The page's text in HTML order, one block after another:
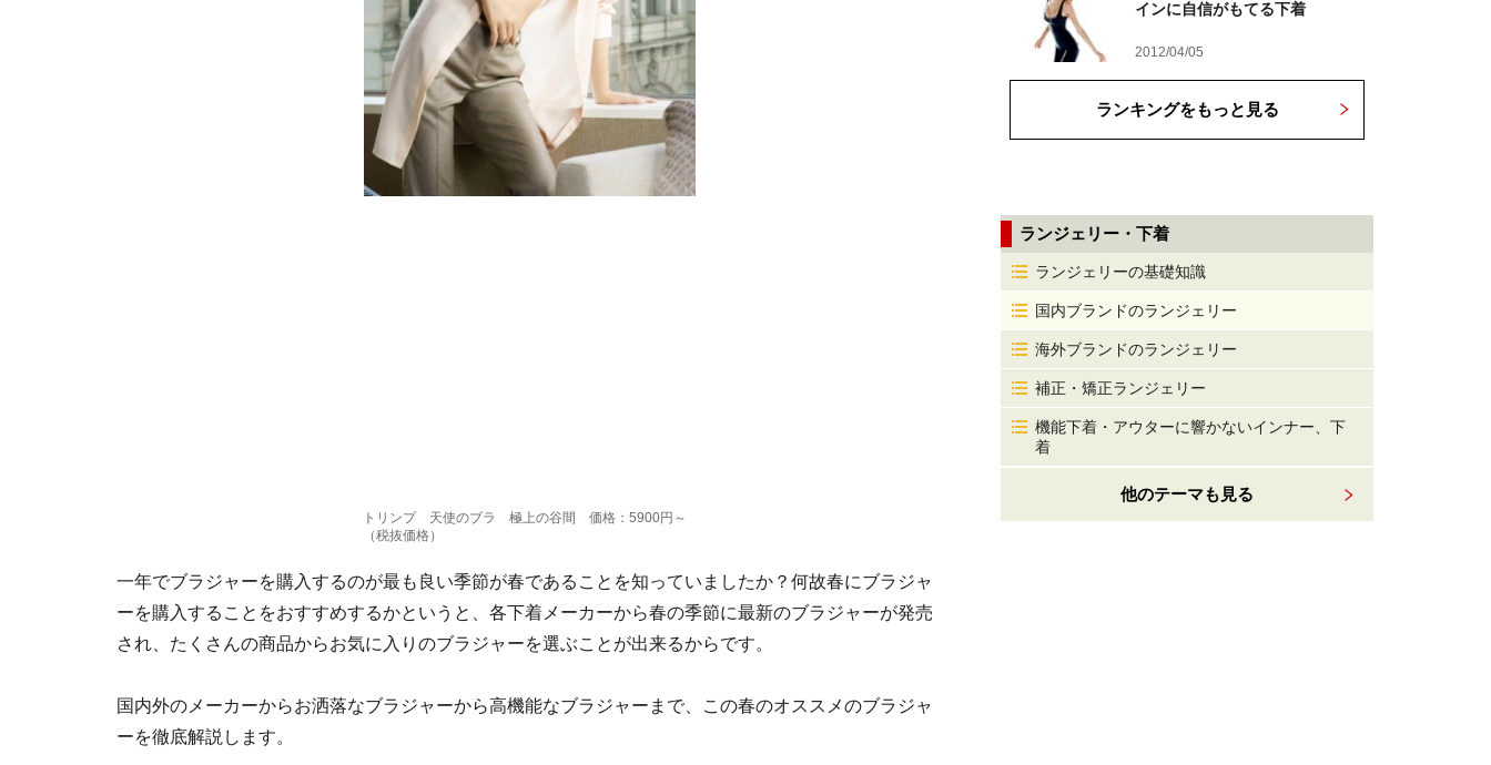
トリンプ 天使のブラ 極上の谷間 価格：5900円～
（税抜価格）
一年でブラジャーを購入するのが最も良い季節が春であることを知っていましたか？何故春にブラジャ
ーを購入することをおすすめするかというと、各下着メーカーから春の季節に最新のブラジャーが発売
され、たくさんの商品からお気に入りのブラジャーを選ぶことが出来るからです。
国内外のメーカーからお洒落なブラジャーから高機能なブラジャーまで、この春のオススメのブラジャ
ーを徹底解説します。
インに自信がもてる下着
2012/04/05
ランキングをもっと見る
ランジェリー・下着
ランジェリーの基礎知識
国内ブランドのランジェリー
海外ブランドのランジェリー
補正・矯正ランジェリー
機能下着・アウターに響かないインナー、下
着
他のテーマも見る